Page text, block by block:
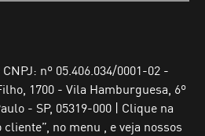
nº 05.406.034/0001-02 -
1700 - Vila Hamburguesa, 6º
- SP, 05319-000 | Clique na
no menu , e veja nossos